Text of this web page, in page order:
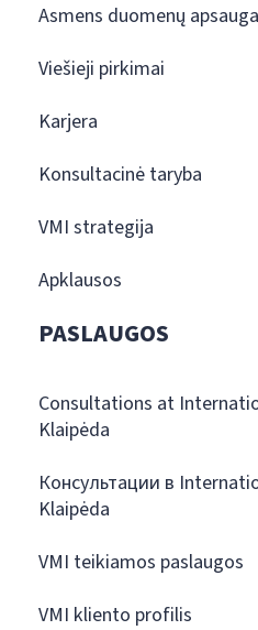
Asmens duomenų apsauga
Viešieji pirkimai
Karjera
Konsultacinė taryba
VMI strategija
Apklausos
PASLAUGOS
Consultations at
Klaipėda
Консультации в
Klaipėda
VMI teikiamos paslaugos
VMI kliento profilis